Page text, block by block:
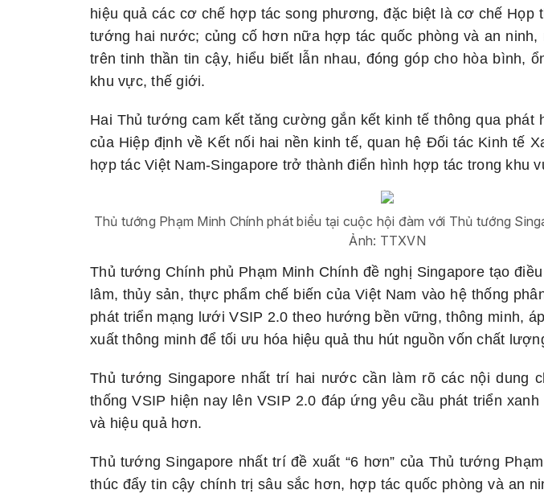
hiệu quả các cơ chế hợp tác song phương, đặc biệt là cơ chế Họp
tướng hai nước; củng cố hơn nữa hợp tác quốc phòng và an ninh,
trên tinh thần tin cậy, hiểu biết lẫn nhau, đóng góp cho hòa bình,
khu vực, thế giới.
Hai Thủ tướng cam kết tăng cường gắn kết kinh tế thông qua phát
của Hiệp định về Kết nối hai nền kinh tế, quan hệ Đối tác Kinh tế
hợp tác Việt Nam-Singapore trở thành điển hình hợp tác trong khu
Thủ tướng Phạm Minh Chính phát biểu tại cuộc hội đàm với Thủ tướng
Ảnh: TTXVN
Thủ tướng Chính phủ Phạm Minh Chính đề nghị Singapore tạo
lâm, thủy sản, thực phẩm chế biến của Việt Nam vào hệ thống
phát triển mạng lưới VSIP 2.0 theo hướng bền vững, thông minh,
xuất thông minh để tối ưu hóa hiệu quả thu hút nguồn vốn chất
Thủ tướng Singapore nhất trí hai nước cần làm rõ các nội dung
thống VSIP hiện nay lên VSIP 2.0 đáp ứng yêu cầu phát triển
và hiệu quả hơn.
Thủ tướng Singapore nhất trí đề xuất “6 hơn” của Thủ tướng
thúc đẩy tin cậy chính trị sâu sắc hơn, hợp tác quốc phòng và an